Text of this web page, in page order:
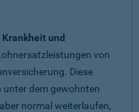
und
von
Diese
unter dem gewohnten
normal weiterlaufen,